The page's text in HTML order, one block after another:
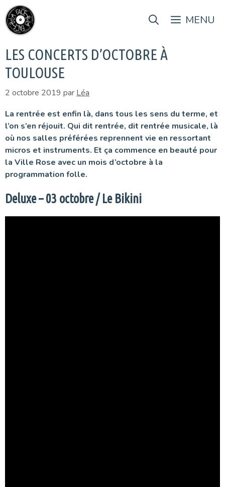
Aller
au
contenu
MENU
LES CONCERTS D’OCTOBRE À
TOULOUSE
2 octobre 2019 par Léa
La rentrée est enfin là, dans tous les sens du terme, et
l’on s’en réjouit. Qui dit rentrée, dit rentrée musicale, là
où nos salles préférées reprennent vie en ressortant
micros et instruments. Et ça commence en beauté pour
la Ville Rose avec un mois d’octobre à la
programmation folle.
Deluxe – 03 octobre / Le Bikini